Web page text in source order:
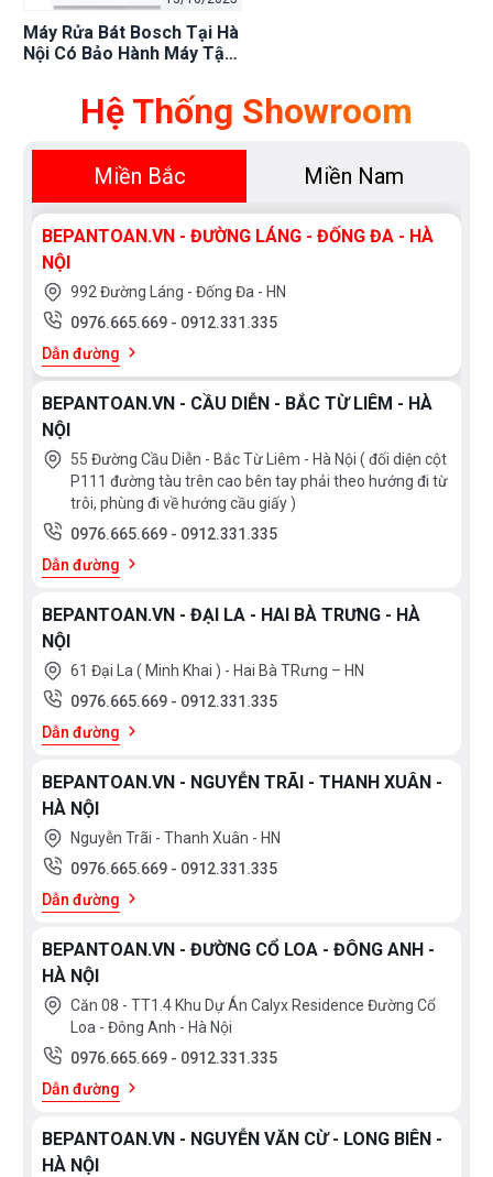
Máy Rửa Bát Bosch Tại Hà
Nội Có Bảo Hành Máy Tận
Hệ Thống Showroom
Miền Bắc Miền Nam
BEPANTOAN.VN - ĐƯỜNG LÁNG - ĐỐNG ĐA - HÀ
NỘI
992 Đường Láng - Đống Đa - HN
0976.665.669 - 0912.331.335
Dẫn đường
BEPANTOAN.VN - CẦU DIỄN - BẮC TỪ LIÊM - HÀ
NỘI
55 Đường Cầu Diễn - Bắc Từ Liêm - Hà Nội ( đối diện cột
P111 đường tàu trên cao bên tay phải theo hướng đi từ
trôi, phùng đi về hướng cầu giấy )
0976.665.669 - 0912.331.335
Dẫn đường
BEPANTOAN.VN - ĐẠI LA - HAI BÀ TRƯNG - HÀ
NỘI
61 Đại La ( Minh Khai ) - Hai Bà TRưng – HN
0976.665.669 - 0912.331.335
Dẫn đường
BEPANTOAN.VN - NGUYỄN TRÃI - THANH XUÂN -
HÀ NỘI
Nguyễn Trãi - Thanh Xuân - HN
0976.665.669 - 0912.331.335
Dẫn đường
BEPANTOAN.VN - ĐƯỜNG CỔ LOA - ĐÔNG ANH -
HÀ NỘI
Căn 08 - TT1.4 Khu Dự Án Calyx Residence Đường Cổ
Loa - Đông Anh - Hà Nội
0976.665.669 - 0912.331.335
Dẫn đường
BEPANTOAN.VN - NGUYỄN VĂN CỪ - LONG BIÊN -
HÀ NỘI